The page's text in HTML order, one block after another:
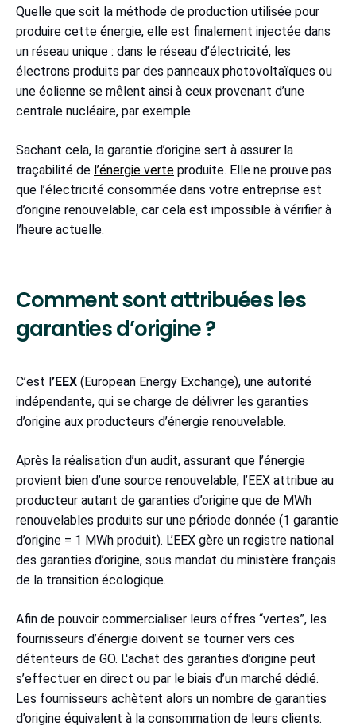
Quelle que soit la méthode de production utilisée pour
produire cette énergie, elle est finalement injectée dans
un réseau unique : dans le réseau d’électricité, les
électrons produits par des panneaux photovoltaïques ou
une éolienne se mêlent ainsi à ceux provenant d’une
centrale nucléaire, par exemple.
Sachant cela, la garantie d’origine sert à assurer la
traçabilité de l’énergie verte produite. Elle ne prouve pas
que l’électricité consommée dans votre entreprise est
d’origine renouvelable, car cela est impossible à vérifier à
l’heure actuelle.
Comment sont attribuées les
garanties d’origine ?
C’est l’EEX (European Energy Exchange), une autorité
indépendante, qui se charge de délivrer les garanties
d’origine aux producteurs d’énergie renouvelable.
Après la réalisation d’un audit, assurant que l’énergie
provient bien d’une source renouvelable, l’EEX attribue au
producteur autant de garanties d’origine que de MWh
renouvelables produits sur une période donnée (1 garantie
d’origine = 1 MWh produit). L’EEX gère un registre national
des garanties d’origine, sous mandat du ministère français
de la transition écologique.
Afin de pouvoir commercialiser leurs offres “vertes”, les
fournisseurs d’énergie doivent se tourner vers ces
détenteurs de GO. L'achat des garanties d’origine peut
s’effectuer en direct ou par le biais d’un marché dédié.
Les fournisseurs achètent alors un nombre de garanties
d’origine équivalent à la consommation de leurs clients.